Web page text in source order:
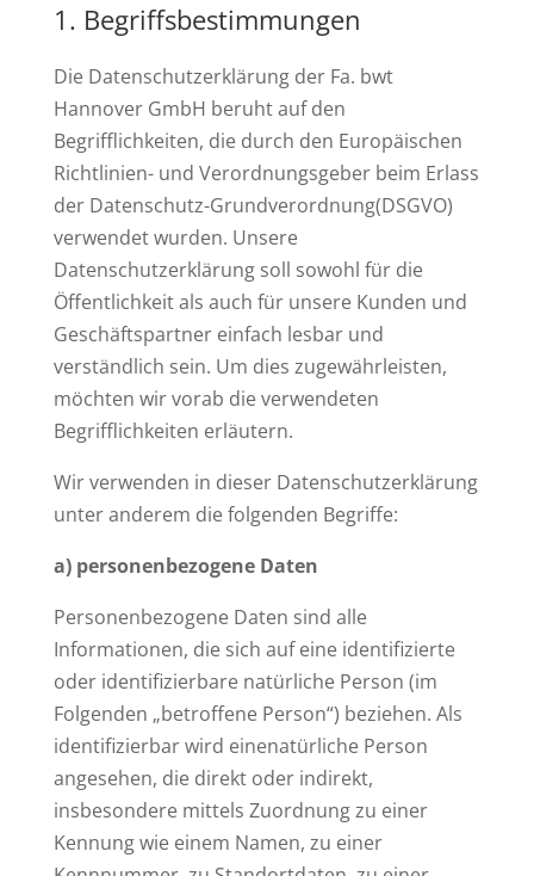
Begriffsbestimmungen
Die Datenschutzerklärung der Fa. bwt
Hannover GmbH beruht auf den
Begrifflichkeiten, die durch den Europäischen
Richtlinien- und Verordnungsgeber beim Erlass
der Datenschutz-Grundverordnung(DSGVO)
verwendet wurden. Unsere
Datenschutzerklärung soll sowohl für die
Öffentlichkeit als auch für unsere Kunden und
Geschäftspartner einfach lesbar und
verständlich sein. Um dies zugewährleisten,
möchten wir vorab die verwendeten
Begrifflichkeiten erläutern.
Wir verwenden in dieser Datenschutzerklärung
unter anderem die folgenden Begriffe:
a) personenbezogene Daten
Personenbezogene Daten sind alle
Informationen, die sich auf eine identifizierte
oder identifizierbare natürliche Person (im
Folgenden „betroffene Person“) beziehen. Als
identifizierbar wird einenatürliche Person
angesehen, die direkt oder indirekt,
insbesondere mittels Zuordnung zu einer
Kennung wie einem Namen, zu einer